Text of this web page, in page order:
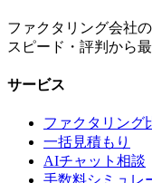
ファクタリング会社
スピード・評判から
サービス
ファクタリング
一括見積もり
AIチャット相談